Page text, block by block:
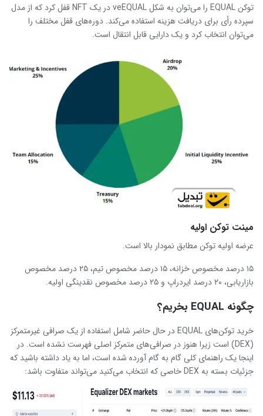
توکن EQUAL را می‌توان به شکل veEQUAL در یک NFT قفل کرد که از مدل
سپرده رأی برای دریافت هزینه استفاده می‌کند. دوره‌های قفل مختلف را
می‌توان انتخاب کرد و یک دارایی قابل انتقال است.
مینت توکن اولیه
عرضه اولیه توکن مطابق نمودار بالا است.
۱۵ درصد مخصوص خزانه، ۱۵ درصد مخصوص تیم، ۲۵ درصد مخصوص
بازاریابی، ۲۰ درصد ایردراپ و ۲۵ درصد مخصوص نقدینگی اولیه.
چگونه EQUAL بخریم؟
خرید توکن‌های EQUAL در حال حاضر شامل استفاده از یک صرافی غیرمتمرکز
(DEX) است زیرا هنوز در صرافی‌های متمرکز اصلی فهرست نشده است. در
اینجا یک راهنمای کلی گام به گام آورده شده است، اما به یاد داشته باشید که
جزئیات بسته به DEX خاصی که انتخاب می‌کنید می‌تواند متفاوت باشد: